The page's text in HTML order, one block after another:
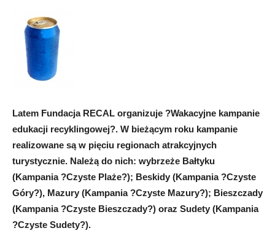
Latem Fundacja RECAL organizuje ?Wakacyjne kampanie
edukacji recyklingowej?. W bieżącym roku kampanie
realizowane są w pięciu regionach atrakcyjnych
turystycznie. Należą do nich: wybrzeże Bałtyku
(Kampania ?Czyste Plaże?); Beskidy (Kampania ?Czyste
Góry?), Mazury (Kampania ?Czyste Mazury?); Bieszczady
(Kampania ?Czyste Bieszczady?) oraz Sudety (Kampania
?Czyste Sudety?).